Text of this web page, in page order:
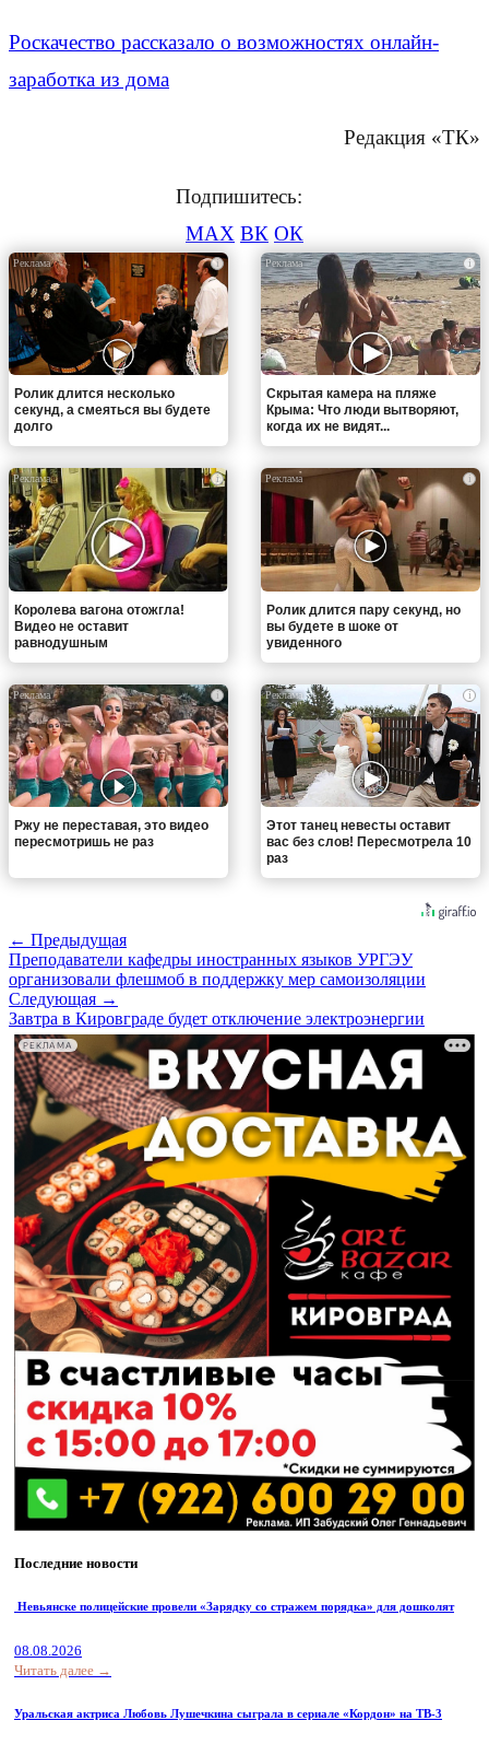
Роскачество рассказало о возможностях онлайн-
заработка из дома
Редакция «ТК»
Подпишитесь:
MAX ВК ОК
i
Ролик длится несколько
секунд, а смеяться вы будете
долго
i
Скрытая камера на пляже
Крыма: Что люди вытворяют,
когда их не видят...
i
Королева вагона отожгла!
Видео не оставит
равнодушным
i
Ролик длится пару секунд, но
вы будете в шоке от
увиденного
i
Ржу не переставая, это видео
пересмотришь не раз
i
Этот танец невесты оставит
вас без слов! Пересмотрела 10
раз
← Предыдущая
Преподаватели кафедры иностранных языков УРГЭУ
организовали флешмоб в поддержку мер самоизоляции
Следующая →
Завтра в Кировграде будет отключение электроэнергии
РЕКЛАМА
Последние новости
Невьянске полицейские провели «Зарядку со стражем порядка» для дошколят
08.08.2026
Читать далее →
Уральская актриса Любовь Лушечкина сыграла в сериале «Кордон» на ТВ-3